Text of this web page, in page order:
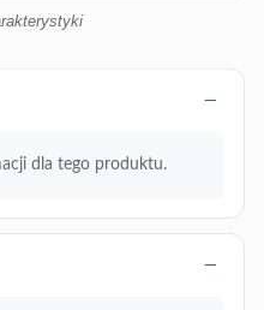
dla tego produktu.